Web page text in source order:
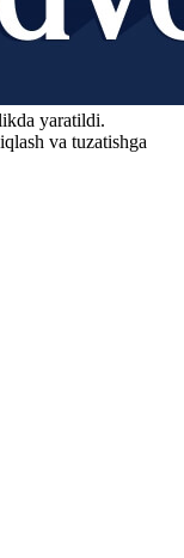
yaratildi.
va tuzatishga